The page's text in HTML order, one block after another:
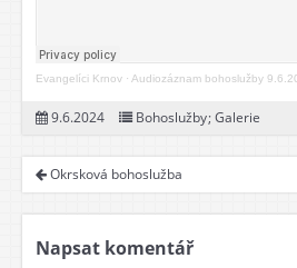
Evangelíci Krnov · Audiozáznam bohoslužby
9.6.2024 Bohoslužby;Galerie
Okrsková bohoslužba
Napsat komentář